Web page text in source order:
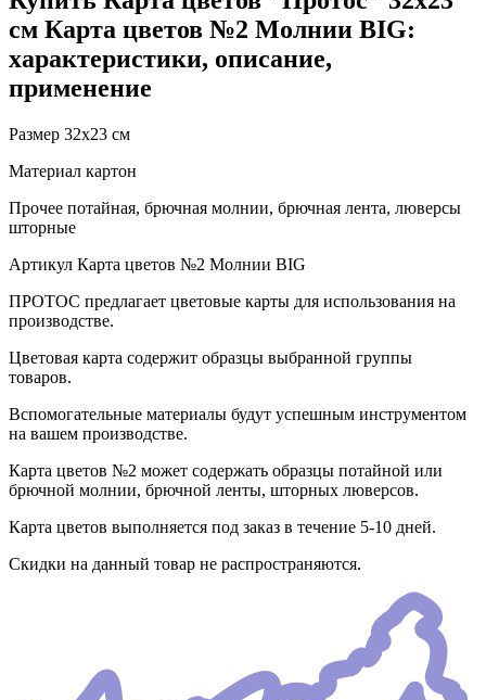
см Карта цветов №2 Молнии BIG:
характеристики, описание,
применение
Размер 32х23 см
Материал картон
Прочее потайная, брючная молнии, брючная лента, люверсы
шторные
Артикул Карта цветов №2 Молнии BIG
ПРОТОС предлагает цветовые карты для использования на
производстве.
Цветовая карта содержит образцы выбранной группы
товаров.
Вспомогательные материалы будут успешным инструментом
на вашем производстве.
Карта цветов №2 может содержать образцы потайной или
брючной молнии, брючной ленты, шторных люверсов.
Карта цветов выполняется под заказ в течение 5-10 дней.
Скидки на данный товар не распространяются.